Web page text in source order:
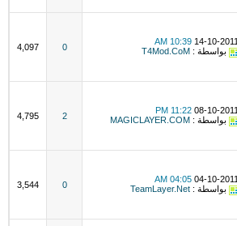
14-10-2011
10:39 AM
بواسطة : T4Mod.CoM
0
4,097
08-10-2011
11:22 PM
بواسطة : MAGICLAYER.COM
2
4,795
04-10-2011
04:05 AM
بواسطة : TeamLayer.Net
0
3,544